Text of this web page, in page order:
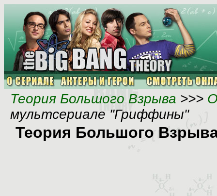
Теория Большого Взрыва >>>
мультсериале "Гриффины"
Теория Большого